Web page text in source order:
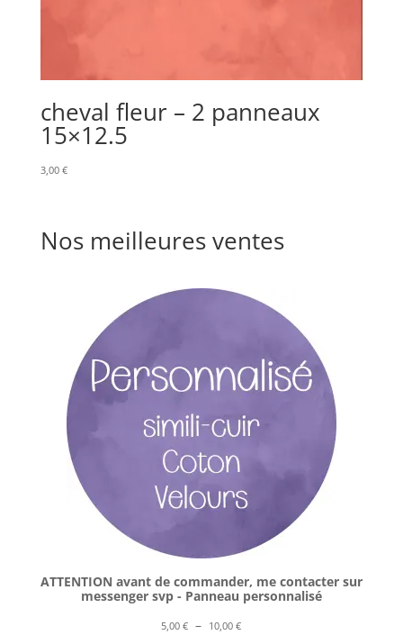
cheval fleur – 2 panneaux
15×12.5
3,00 €
Nos meilleures ventes
ATTENTION avant de commander, me contacter sur
messenger svp - Panneau personnalisé
5,00€ – 10,00€Plage